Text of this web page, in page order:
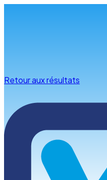
Retour aux résultats